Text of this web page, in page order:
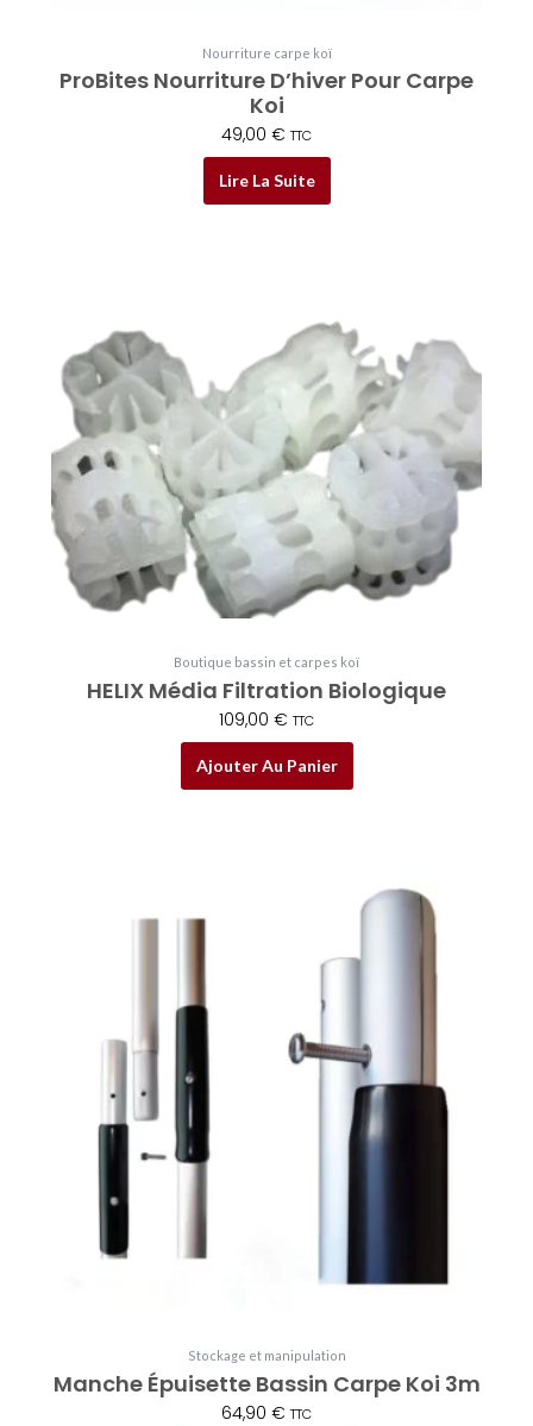
Nourriture carpe koï
ProBites Nourriture D’hiver Pour Carpe
Koi
49,00 € TTC
Lire La Suite
Boutique bassin et carpes koï
HELIX Média Filtration Biologique
109,00 € TTC
Ajouter Au Panier
Stockage et manipulation
Manche Épuisette Bassin Carpe Koi 3m
64,90 € TTC